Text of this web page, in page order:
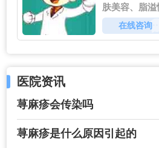
肤美容、脂
在线咨询
医院资讯
荨麻疹会传染吗
荨麻疹是什么原因引起的